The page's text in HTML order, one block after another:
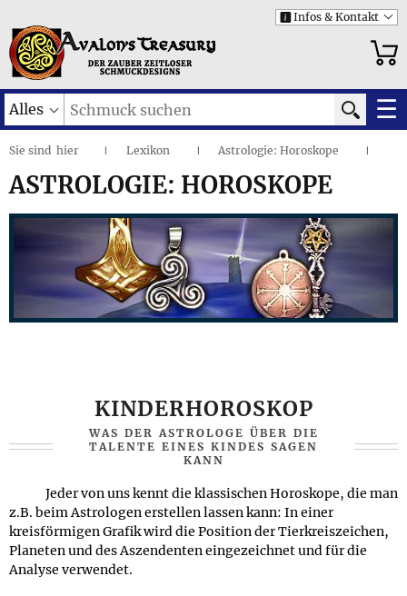
i Infos & Kontakt
Alles ☰
Sie sind hier | Lexikon I Astrologie: Horoskope I
ASTROLOGIE: HOROSKOPE
KINDERHOROSKOP
WAS DER ASTROLOGE ÜBER DIE
TALENTE EINES KINDES SAGEN
KANN
Jeder von uns kennt die klassischen Horoskope, die man
z.B. beim Astrologen erstellen lassen kann: In einer
kreisförmigen Grafik wird die Position der Tierkreiszeichen,
Planeten und des Aszendenten eingezeichnet und für die
Analyse verwendet.